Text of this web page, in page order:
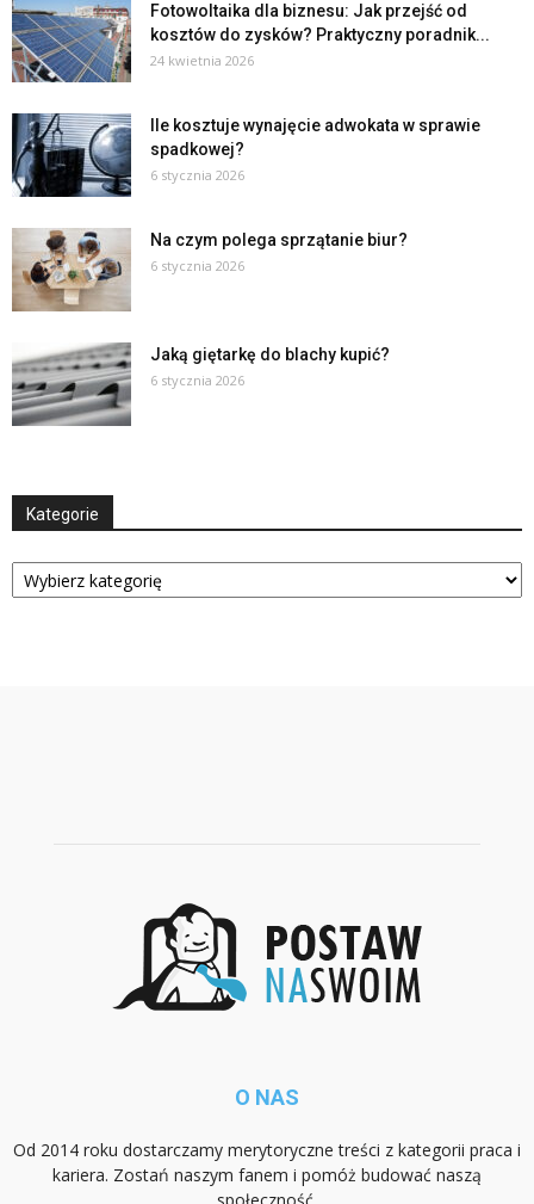
Fotowoltaika dla biznesu: Jak przejść od
kosztów do zysków? Praktyczny poradnik...
24 kwietnia 2026
Ile kosztuje wynajęcie adwokata w sprawie
spadkowej?
6 stycznia 2026
Na czym polega sprzątanie biur?
6 stycznia 2026
Jaką giętarkę do blachy kupić?
6 stycznia 2026
Kategorie
Kategorie
O NAS
Od 2014 roku dostarczamy merytoryczne treści z kategorii praca i
kariera. Zostań naszym fanem i pomóż budować naszą